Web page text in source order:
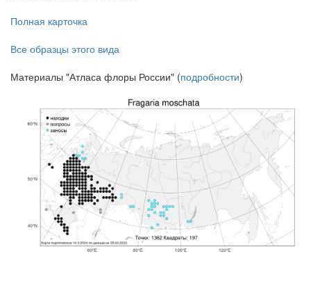
Полная карточка
Все образцы этого вида
Материалы "Атласа флоры России" (подробности)